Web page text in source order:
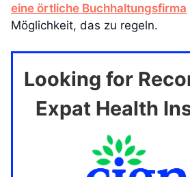
eine örtliche Buchhaltungsfirma
Möglichkeit, das zu regeln.
Looking for
Expat Health